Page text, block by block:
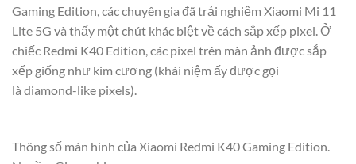
Gaming Edition, các chuyên gia đã trải nghiệm Xiaomi Mi 11
Lite 5G và thấy một chút khác biệt về cách sắp xếp pixel. Ở
chiếc Redmi K40 Edition, các pixel trên màn ảnh được sắp
xếp giống như kim cương (khái niệm ấy được gọi
là diamond-like pixels).
Thông số màn hình của Xiaomi Redmi K40 Gaming Edition.